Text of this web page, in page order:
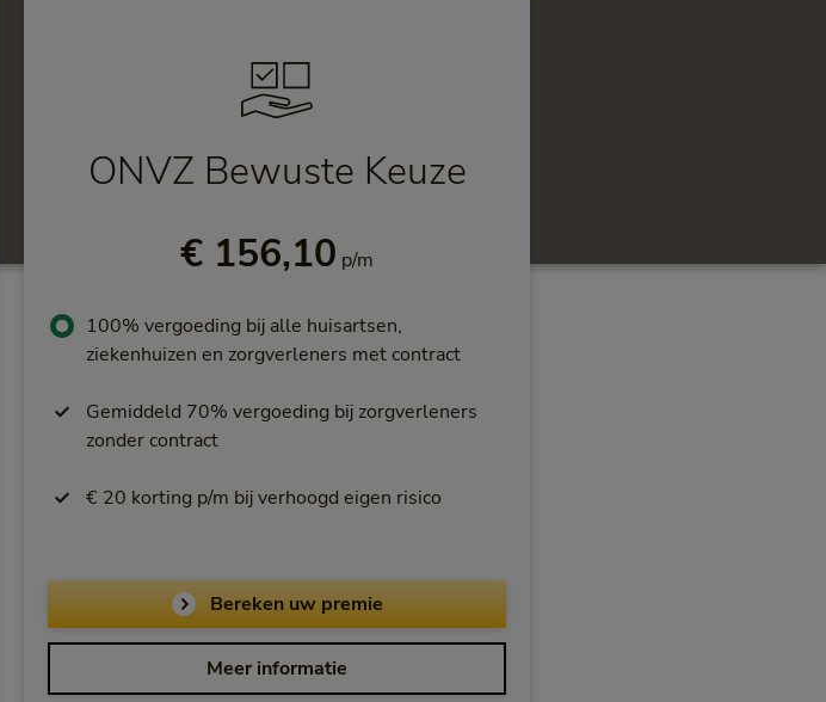
ONVZ Bewuste Keuze
€ 156,10 p/m
100% vergoeding bij alle huisartsen,
ziekenhuizen en zorgverleners met contract
Gemiddeld 70% vergoeding bij zorgverleners
zonder contract
€ 20 korting p/m bij verhoogd eigen risico
Bereken uw premievoor ONVZ Bewuste Keuze
Meer informatie